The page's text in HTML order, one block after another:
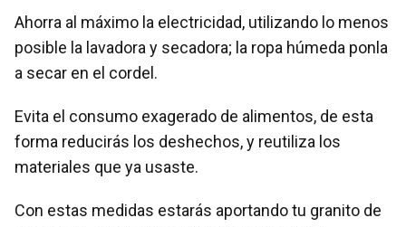
Ahorra al máximo la electricidad, utilizando lo menos
posible la lavadora y secadora; la ropa húmeda ponla
a secar en el cordel.
Evita el consumo exagerado de alimentos, de esta
forma reducirás los deshechos, y reutiliza los
materiales que ya usaste.
Con estas medidas estarás aportando tu granito de